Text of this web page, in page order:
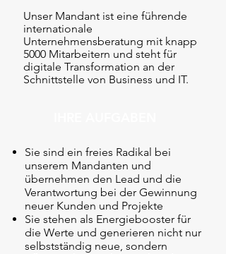
Unser Mandant ist eine führende
internationale
Unternehmensberatung mit knapp
5000 Mitarbeitern und steht für
digitale Transformation an der
Schnittstelle von Business und IT.
Sie sind ein freies Radikal bei
unserem Mandanten und
übernehmen den Lead und die
Verantwortung bei der Gewinnung
neuer Kunden und Projekte
Sie stehen als Energiebooster für
die Werte und generieren nicht nur
selbstständig neue, sondern